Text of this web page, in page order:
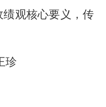
观核心要义，传
珍